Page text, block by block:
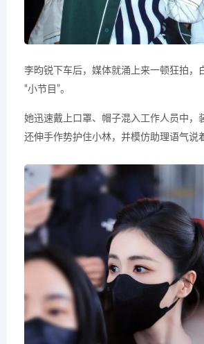
李昀锐下车后，媒体就涌上来一顿狂拍，
“小节目”。
她迅速戴上口罩、帽子混入工作人员中，
还伸手作势护住小林，并模仿助理语气说